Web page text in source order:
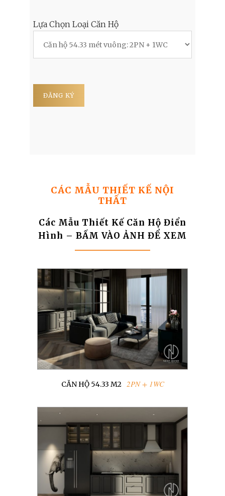
Lựa Chọn Loại Căn Hộ
CÁC MẪU THIẾT KẾ NỘI
THẤT
Các Mẫu Thiết Kế Căn Hộ Điển
Hình – BẤM VÀO ẢNH ĐỂ XEM
CĂN HỘ 54.33 M2 2PN + 1WC